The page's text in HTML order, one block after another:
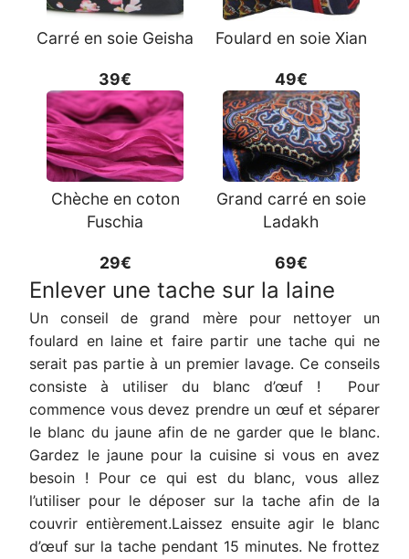
Carré en soie Geisha
39€
Foulard en soie Xian
49€
Chèche en coton
Fuschia
29€
Grand carré en soie
Ladakh
69€
Enlever une tache sur la laine
Un conseil de grand mère pour nettoyer un
foulard en laine et faire partir une tache qui ne
serait pas partie à un premier lavage. Ce conseils
consiste à utiliser du blanc d’œuf ! Pour
commence vous devez prendre un œuf et séparer
le blanc du jaune afin de ne garder que le blanc.
Gardez le jaune pour la cuisine si vous en avez
besoin ! Pour ce qui est du blanc, vous allez
l’utiliser pour le déposer sur la tache afin de la
couvrir entièrement.Laissez ensuite agir le blanc
d’œuf sur la tache pendant 15 minutes. Ne frottez